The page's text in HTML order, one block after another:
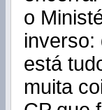
o
inverso:
está
muita